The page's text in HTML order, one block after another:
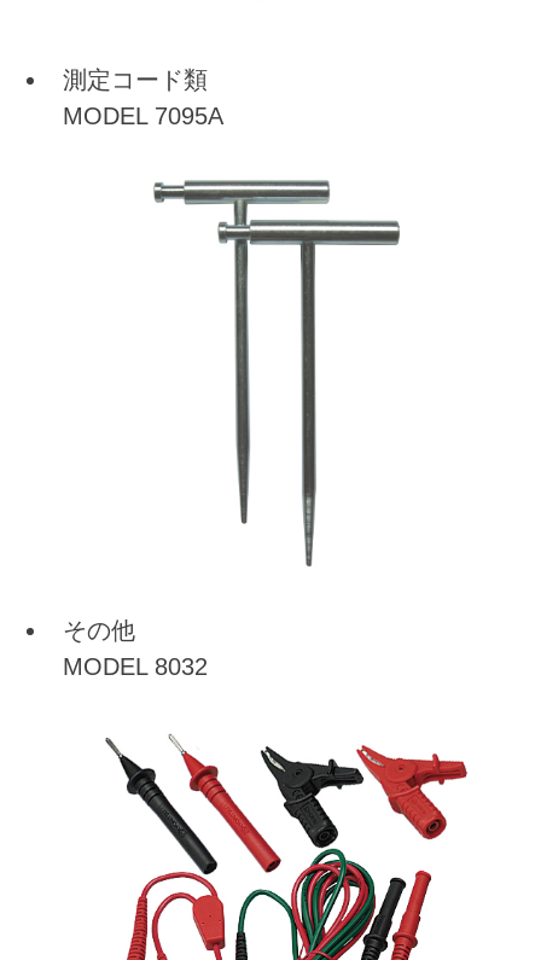
測定コード類
MODEL 7095A
その他
MODEL 8032